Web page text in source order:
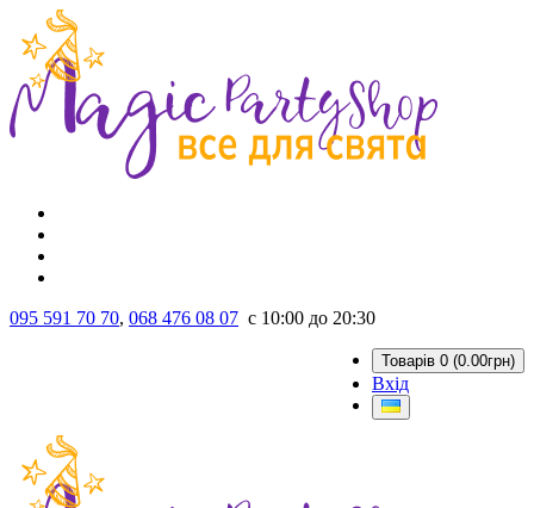
095 591 70 70, 068 476 08 07 с 10:00 до 20:30
Товарів 0 (0.00грн)
Вхід